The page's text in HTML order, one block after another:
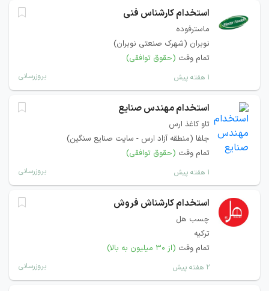
استخدام کارشناس فنی
ماسترفوده
نوبران (شهرک صنعتی نوبران)
تمام وقت (حقوق توافقی)
۱ هفته پیش بروزرسانی
استخدام مهندس صنایع
تاو کاغذ ارس
جلفا (منطقه آزاد ارس - سایت صنایع سنگین)
تمام وقت (حقوق توافقی)
۱ هفته پیش بروزرسانی
استخدام کارشناش فروش
چسب هل
ترکیه
تمام وقت (از ۳۰ میلیون به بالا)
۲ هفته پیش بروزرسانی